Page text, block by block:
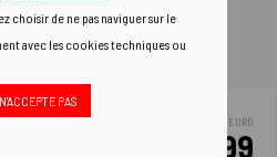
COMPATIBL
EURO
31.99
choisir de ne pas naviguer sur le
avec les cookies techniques ou
PAS